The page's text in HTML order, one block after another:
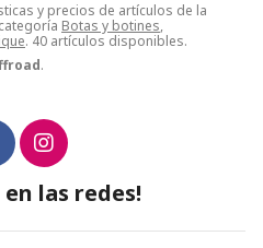
y precios de artículos de la
Botas y botines,
. 40 artículos disponibles.
.
en las redes!